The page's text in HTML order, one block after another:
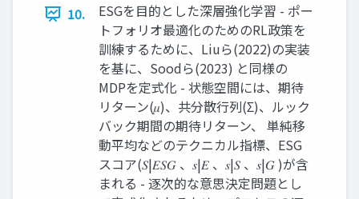
10.
ESGを目的とした深層強化学習 - ポー
トフォリオ最適化のためのRL政策を
訓練するために、Liuら(2022)の実装
を基に、Soodら(2023) と同様の
MDPを定式化 - 状態空間には、期待
リターン(𝜇)、共分散行列(Σ)、ルック
バック期間の期待リターン、 単純移
動平均などのテクニカル指標、ESG
スコア(𝑆|𝐸𝑆𝐺 、𝑠|𝐸 、𝑠|𝑆 、𝑠|𝐺 )が含
まれる - 逐次的な意思決定問題とし